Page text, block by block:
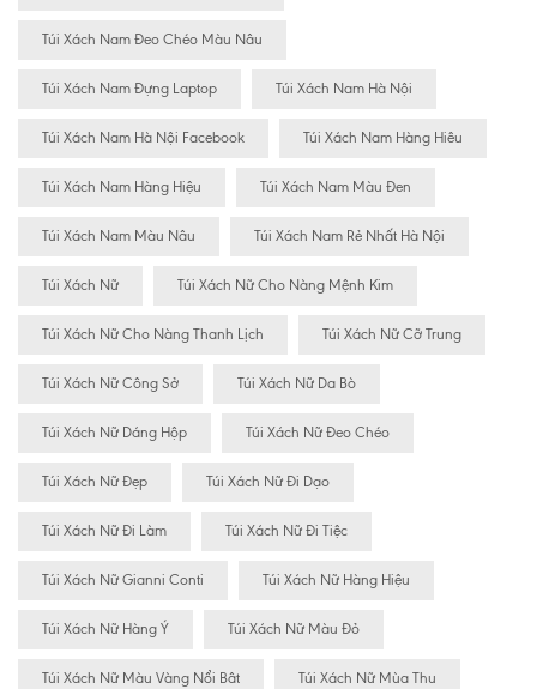
Túi Xách Nam Đeo Chéo Màu Nâu
Túi Xách Nam Đựng Laptop Túi Xách Nam Hà Nội
Túi Xách Nam Hà Nội Facebook Túi Xách Nam Hàng Hiêu
Túi Xách Nam Hàng Hiệu Túi Xách Nam Màu Đen
Túi Xách Nam Màu Nâu Túi Xách Nam Rẻ Nhất Hà Nội
Túi Xách Nữ Túi Xách Nữ Cho Nàng Mệnh Kim
Túi Xách Nữ Cho Nàng Thanh Lịch Túi Xách Nữ Cỡ Trung
Túi Xách Nữ Công Sở Túi Xách Nữ Da Bò
Túi Xách Nữ Dáng Hộp Túi Xách Nữ Đeo Chéo
Túi Xách Nữ Đẹp Túi Xách Nữ Đi Dạo
Túi Xách Nữ Đi Làm Túi Xách Nữ Đi Tiệc
Túi Xách Nữ Gianni Conti Túi Xách Nữ Hàng Hiệu
Túi Xách Nữ Hàng Ý Túi Xách Nữ Màu Đỏ
Túi Xách Nữ Màu Vàng Nổi Bât Túi Xách Nữ Mùa Thu